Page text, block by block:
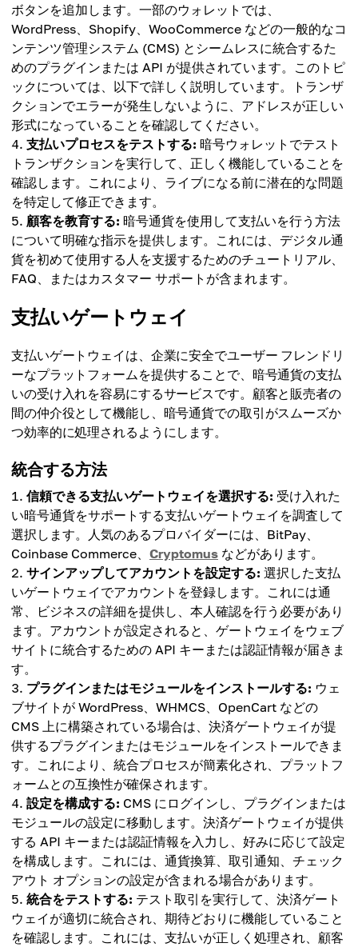
ボタンを追加します。一部のウォレットでは、
WordPress、Shopify、WooCommerce などの一般的なコ
ンテンツ管理システム (CMS) とシームレスに統合するた
めのプラグインまたは API が提供されています。このトピ
ックについては、以下で詳しく説明しています。トランザ
クションでエラーが発生しないように、アドレスが正しい
形式になっていることを確認してください。
支払いプロセスをテストする: 暗号ウォレットでテスト
トランザクションを実行して、正しく機能していることを
確認します。これにより、ライブになる前に潜在的な問題
を特定して修正できます。
顧客を教育する: 暗号通貨を使用して支払いを行う方法
について明確な指示を提供します。これには、デジタル通
貨を初めて使用する人を支援するためのチュートリアル、
FAQ、またはカスタマー サポートが含まれます。
支払いゲートウェイ
支払いゲートウェイは、企業に安全でユーザー フレンドリ
ーなプラットフォームを提供することで、暗号通貨の支払
いの受け入れを容易にするサービスです。顧客と販売者の
間の仲介役として機能し、暗号通貨での取引がスムーズか
つ効率的に処理されるようにします。
統合する方法
信頼できる支払いゲートウェイを選択する: 受け入れた
い暗号通貨をサポートする支払いゲートウェイを調査して
選択します。人気のあるプロバイダーには、BitPay、
Coinbase Commerce、 Cryptomus などがあります。
サインアップしてアカウントを設定する: 選択した支払
いゲートウェイでアカウントを登録します。これには通
常、ビジネスの詳細を提供し、本人確認を行う必要があり
ます。アカウントが設定されると、ゲートウェイをウェブ
サイトに統合するための API キーまたは認証情報が届きま
す。
プラグインまたはモジュールをインストールする: ウェ
ブサイトが WordPress、WHMCS、OpenCart などの
CMS 上に構築されている場合は、決済ゲートウェイが提
供するプラグインまたはモジュールをインストールできま
す。これにより、統合プロセスが簡素化され、プラットフ
ォームとの互換性が確保されます。
設定を構成する: CMS にログインし、プラグインまたは
モジュールの設定に移動します。決済ゲートウェイが提供
する API キーまたは認証情報を入力し、好みに応じて設定
を構成します。これには、通貨換算、取引通知、チェック
アウト オプションの設定が含まれる場合があります。
統合をテストする: テスト取引を実行して、決済ゲート
ウェイが適切に統合され、期待どおりに機能していること
を確認します。これには、支払いが正しく処理され、顧客